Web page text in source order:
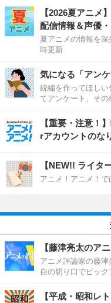
【2026夏アニメ
配信情報＆声優
夏アニメの情報を
時更新
気になる「アン
続編を作ってほし
てアンケート、その
【重要・注意！
rアカウントのな
【NEW!! ライタ
アニメ！アニメ！で
【藤津亮太のア
アニメ評論家の藤
自の切り口でピック
【平成・昭和レ